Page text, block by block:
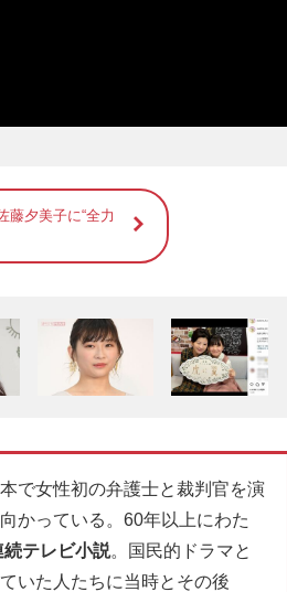
藤夕美子に“全力
で女性初の弁護士と裁判官を演
かっている。60年以上にわた
続テレビ小説。国民的ドラマと
いた人たちに当時とその後